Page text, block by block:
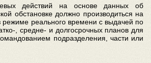
действий на основе данных об
обстановке должно производиться на
режиме реального времени с выдачей по
, средне- и долгосрочных планов для
подразделения, части или